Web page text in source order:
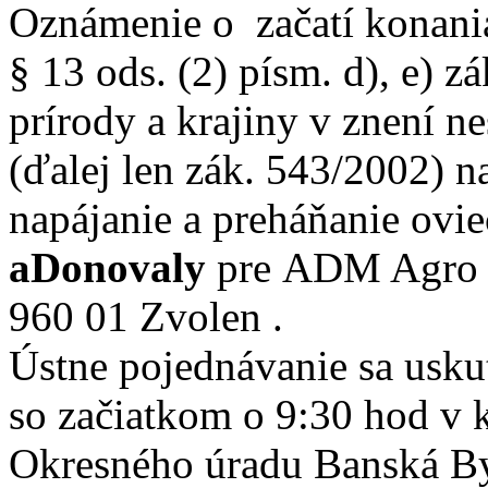
Oznámenie o začatí
§ 13 ods. (2) písm. d), e)
prírody a krajiny v znení
(ďalej len zák. 543/2002)
napájanie a preháňanie
aDonovaly pre ADM Agro
960 01 Zvolen .
Ústne pojednávanie sa
so začiatkom o 9:30 hod v
Okresného úradu Banská